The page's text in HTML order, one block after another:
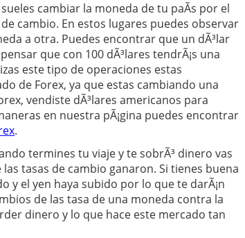
cambiar la moneda de tu paÃ­s por el
cambio. En estos lugares puedes observar
a otra. Puedes encontrar que un dÃ³lar
que con 100 dÃ³lares tendrÃ¡s una
este tipo de operaciones estas
de Forex, ya que estas cambiando una
vendiste dÃ³lares americanos para
en nuestra pÃ¡gina puedes encontrar
.
termines tu viaje y te sobrÃ³ dinero vas
tasas de cambio ganaron. Si tienes buena
y el yen haya subido por lo que te darÃ¡n
de las tasa de una moneda contra la
dinero y lo que hace este mercado tan